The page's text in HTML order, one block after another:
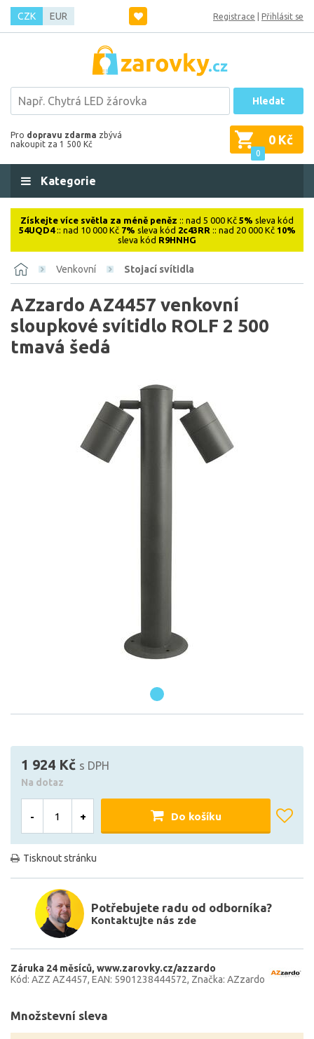
CZK EUR Registrace Přihlásit se
Hledat
Pro dopravu zdarma zbývá
nakoupit za 1 500 Kč
0
0 Kč
Kategorie
Získejte více světla za méně peněz :: nad 5 000 Kč 5% sleva kód
54UQD4:: nad 10 000 Kč 7% sleva kód 2c43RR :: nad 20 000 Kč 10%
sleva kód R9HNHG
Venkovní Stojací svítidla
AZzardo AZ4457 venkovní
sloupkové svítidlo ROLF 2 500
tmavá šedá
1 924 Kč s DPH
Na dotaz
- + Do košíku
Tisknout stránku
Potřebujete radu od odborníka?
Kontaktujte nás zde
Záruka 24 měsíců www.zarovky.cz/azzardo
Kód: AZZ AZ4457 EAN: 5901238444572 Značka: AZzardo
Množstevní sleva